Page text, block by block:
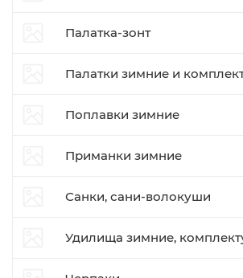
Палатка-зонт
Палатки зимние и
Поплавки зимние
Приманки зимние
Санки, сани-волокуши
Удилища зимние,